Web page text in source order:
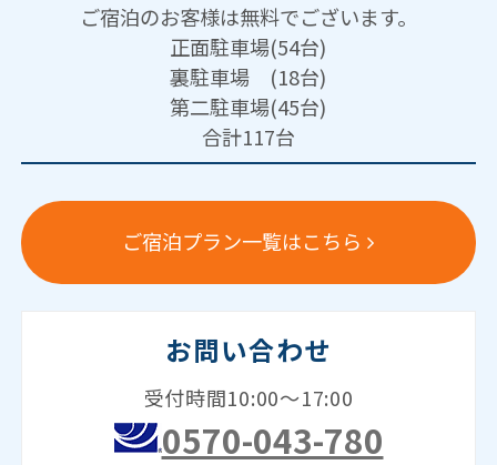
ご宿泊のお客様は無料でございます。
正面駐車場(54台)
裏駐車場 (18台)
第二駐車場(45台)
合計117台
ご宿泊プラン一覧はこちら
お問い合わせ
受付時間10:00～17:00
0570-043-780